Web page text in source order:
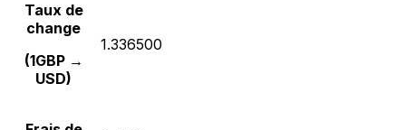
Taux de
change
(1GBP →
USD)
1.336500